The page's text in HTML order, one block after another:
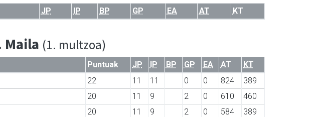
JP IP BP GP EA AT KT
Maila (1. multzoa)
Puntuak JP IP BP GP EA AT
KT
22 11 11 0 0 824
389
20 11 9 2 0 610
460
20 11 9 2 0 584
389